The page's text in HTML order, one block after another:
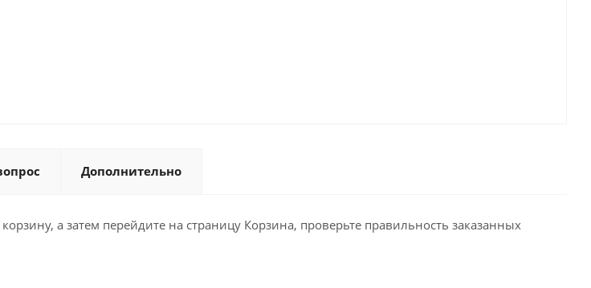
Дополнительно
а затем перейдите на страницу Корзина, проверьте правильность заказанных